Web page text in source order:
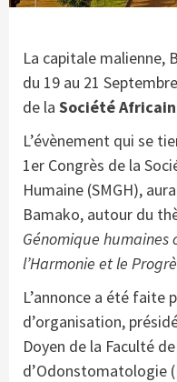
La capitale malienne,
du 19 au 21
de la Société
L’évènement qui se
1er Congrès de la
Humaine (SMGH),
Bamako, autour du
Génomique humaines
l’Harmonie et le
L’annonce a été faite
d’organisation,
Doyen de la Faculté
d’Odonstomatologie